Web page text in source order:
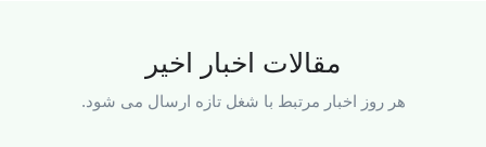
مقالات اخبار اخیر
هر روز اخبار مرتبط با شغل تازه ارسال می شود.